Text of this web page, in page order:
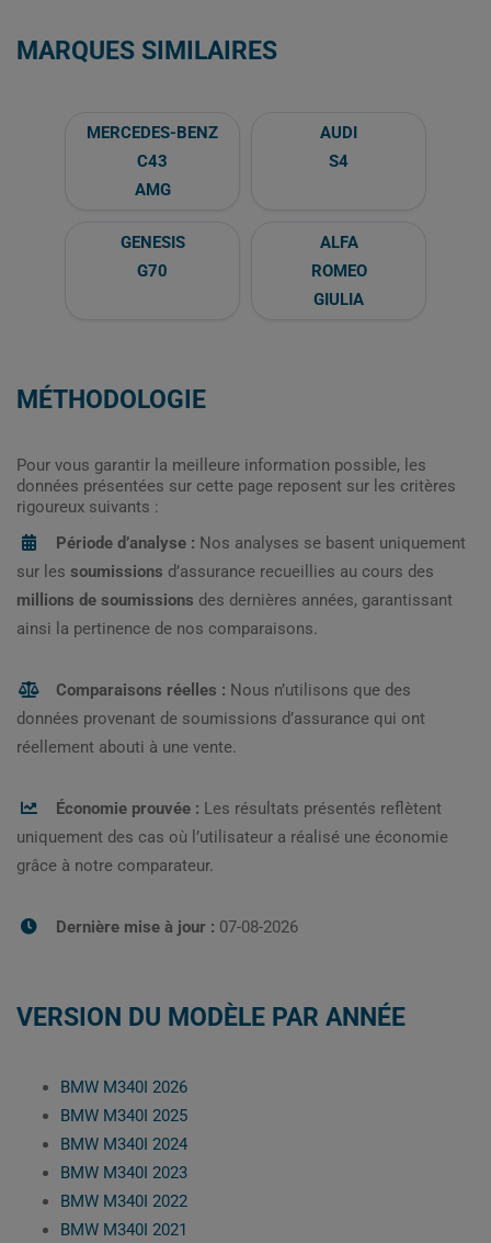
MARQUES SIMILAIRES
MERCEDES-BENZ
C43
AMG
AUDI
S4
GENESIS
G70
ALFA
ROMEO
GIULIA
MÉTHODOLOGIE
Pour vous garantir la meilleure information possible, les
données présentées sur cette page reposent sur les critères
rigoureux suivants :
Période d’analyse : Nos analyses se basent uniquement
sur les soumissions d’assurance recueillies au cours des
millions de soumissions des dernières années, garantissant
ainsi la pertinence de nos comparaisons.
Comparaisons réelles : Nous n’utilisons que des
données provenant de soumissions d’assurance qui ont
réellement abouti à une vente.
Économie prouvée : Les résultats présentés reflètent
uniquement des cas où l’utilisateur a réalisé une économie
grâce à notre comparateur.
Dernière mise à jour : 07-08-2026
VERSION DU MODÈLE PAR ANNÉE
BMW M340I 2026
BMW M340I 2025
BMW M340I 2024
BMW M340I 2023
BMW M340I 2022
BMW M340I 2021